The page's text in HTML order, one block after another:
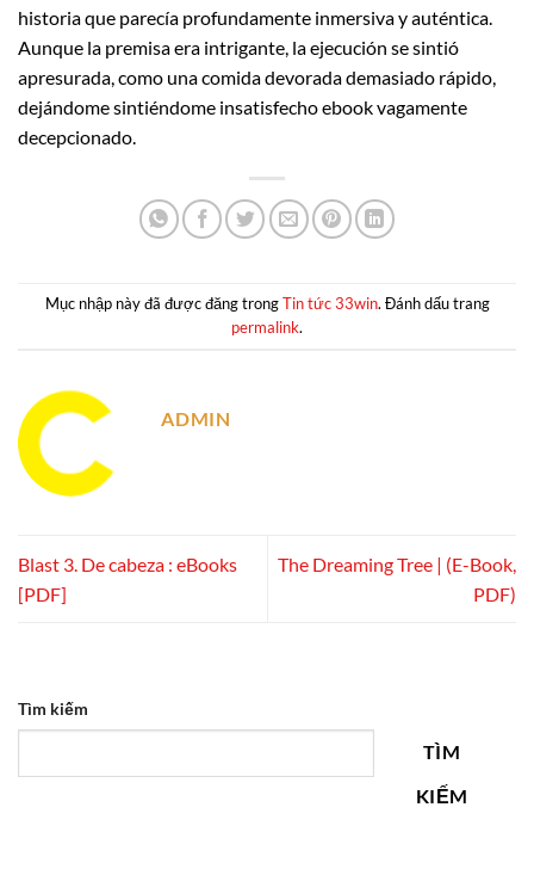
historia que parecía profundamente inmersiva y auténtica.
Aunque la premisa era intrigante, la ejecución se sintió
apresurada, como una comida devorada demasiado rápido,
dejándome sintiéndome insatisfecho ebook vagamente
decepcionado.
Mục nhập này đã được đăng trongTin tức 33win. Đánh dấu trang
permalink.
ADMIN
Blast 3. De cabeza : eBooks
[PDF]
The Dreaming Tree | (E-Book,
PDF)
Tìm kiếm
TÌM
KIẾM